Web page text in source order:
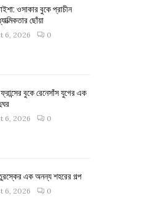
ওসাকার বুকে প্রাচীন
ছোঁয়া
6, 2026 0
বুকে রেনেসাঁস যুগের এক
6, 2026 0
এক অনন্য শহরের গল্প
6, 2026 0